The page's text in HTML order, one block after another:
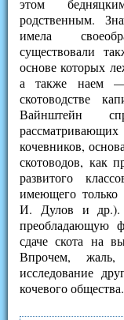
этом
родственным.
имела
существовали
основе которых
а также наем —
скотоводстве
Вайнштейн
кочевников,
скотоводов, как
развитого
имеющего только
И. Дулов и др.).
преобладающую
сдаче скота на
Впрочем,
исследование
кочевого общества.